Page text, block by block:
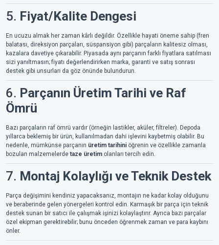
5. Fiyat/Kalite Dengesi
En ucuzu almak her zaman kârlı değildir. Özellikle hayati öneme sahip (fren
balatası, direksiyon parçaları, süspansiyon gibi) parçaların kalitesiz olması,
kazalara davetiye çıkarabilir. Piyasada aynı parçanın farklı fiyatlara satılması
sizi yanıltmasın; fiyatı değerlendirirken marka, garanti ve satış sonrası
destek gibi unsurları da göz önünde bulundurun.
6. Parçanın Üretim Tarihi ve Raf
Ömrü
Bazı parçaların raf ömrü vardır (örneğin lastikler, aküler, filtreler). Depoda
yıllarca beklemiş bir ürün, kullanılmadan dahi işlevini kaybetmiş olabilir. Bu
nedenle, mümkünse parçanın üretim tarihini öğrenin ve özellikle zamanla
bozulan malzemelerde taze üretim olanları tercih edin.
7. Montaj Kolaylığı ve Teknik Destek
Parça değişimini kendiniz yapacaksanız, montajın ne kadar kolay olduğunu
ve beraberinde gelen yönergeleri kontrol edin. Karmaşık bir parça için teknik
destek sunan bir satıcı ile çalışmak işinizi kolaylaştırır. Ayrıca bazı parçalar
özel ekipman gerektirebilir; bunu önceden öğrenmek zaman ve para kaybını
önler.